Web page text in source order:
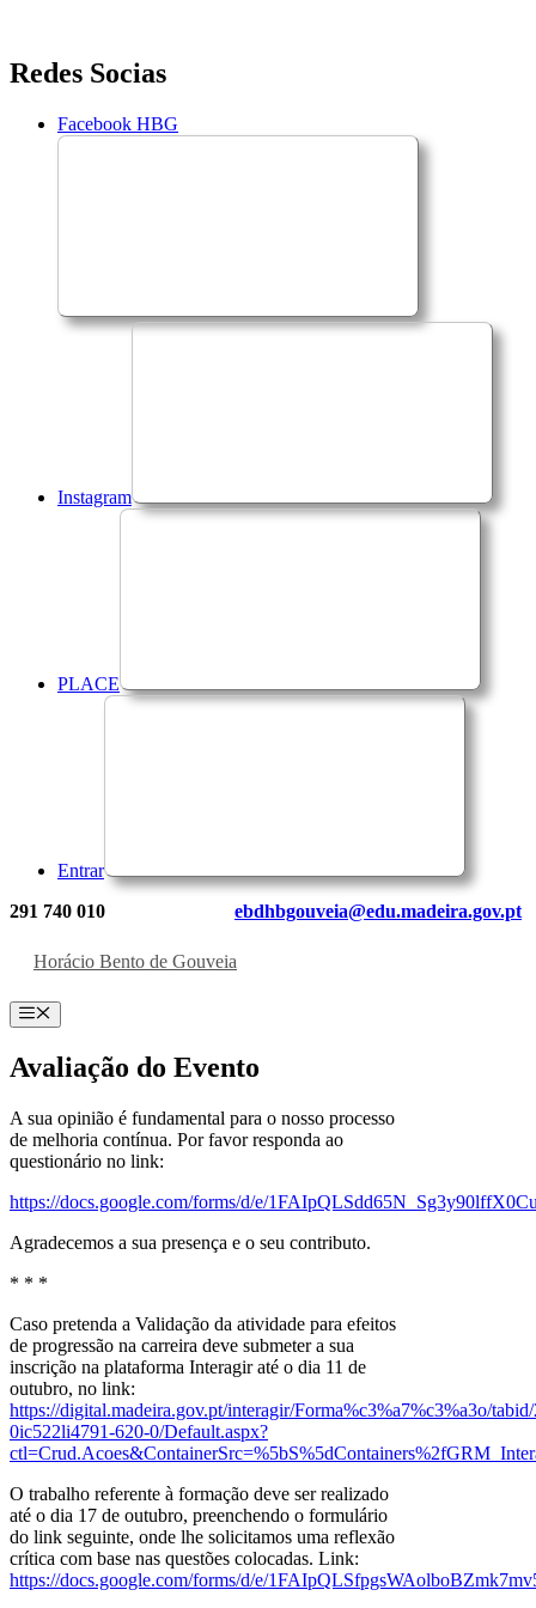
Saltar
para
conteúdo
Redes Socias
Facebook HBG
Instagram
PLACE
Entrar
291 740 010 ebdhbgouveia@edu.madeira.gov.pt
Horácio Bento de Gouveia
Menu
Avaliação do Evento
A sua opinião é fundamental para o nosso processo
de melhoria contínua. Por favor responda ao
questionário no link:
https://docs.google.com/forms/d/e/
Agradecemos a sua presença e o seu contributo.
* * *
Caso pretenda a Validação da atividade para efeitos
de progressão na carreira deve submeter a sua
inscrição na plataforma Interagir até o dia 11 de
outubro, no link:
https://digital.madeira.gov.pt/interagir/Forma%c3%a7%c3%a3o/
0ic522li4791-620-0/Default.aspx?
O trabalho referente à formação deve ser realizado
até o dia 17 de outubro, preenchendo o formulário
do link seguinte, onde lhe solicitamos uma reflexão
crítica com base nas questões colocadas. Link:
https://docs.google.com/forms/d/e/